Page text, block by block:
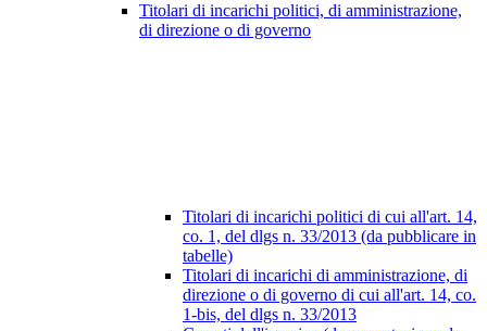
Titolari di incarichi politici, di amministrazione,
di direzione o di governo
Titolari di incarichi politici di cui all'art. 14,
co. 1, del dlgs n. 33/2013 (da pubblicare in
tabelle)
Titolari di incarichi di amministrazione, di
direzione o di governo di cui all'art. 14, co.
1-bis, del dlgs n. 33/2013